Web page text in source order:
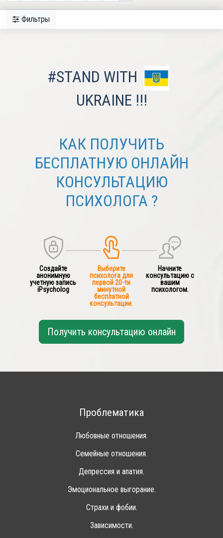
Фильтры
#STAND WITH
UKRAINE !!!
КАК ПОЛУЧИТЬ
БЕСПЛАТНУЮ ОНЛАЙН
КОНСУЛЬТАЦИЮ
ПСИХОЛОГА ?
Создайте
анонимную
учетную запись
iPsycholog
Выберите
психолога для
первой 20-ти
минутной
бесплатной
консультации.
Начните
консультацию с
вашим
психологом.
Получить консультацию онлайн
Проблематика
Любовные отношения.
Семейные отношения.
Депрессия и апатия.
Эмоциональное выгорание.
Страхи и фобии.
Зависимости.